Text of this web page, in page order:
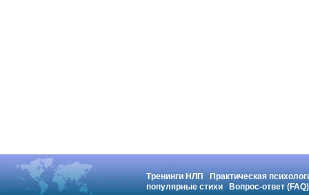
Тренинги НЛП
Практическая
популярные стихи
Вопрос-ответ (FAQ)